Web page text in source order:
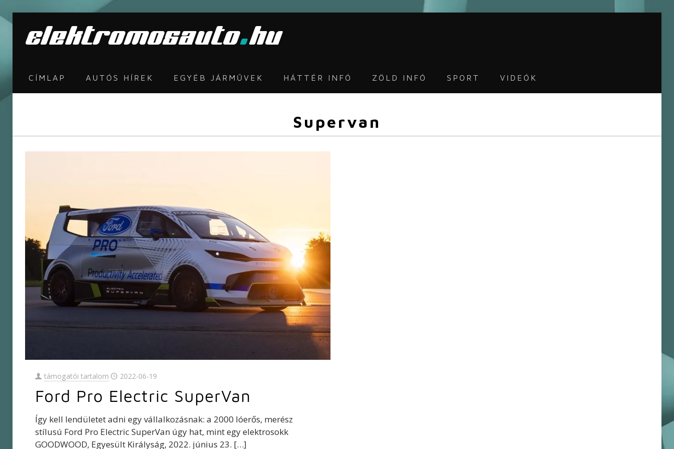
CÍMLAP AUTÓS HÍREK EGYÉB JÁRMŰVEK HÁTTÉR INFÓ ZÖLD INFÓ SPORT VIDEÓK
Supervan
támogatói tartalom 2022-06-19
Ford Pro Electric SuperVan
Így kell lendületet adni egy vállalkozásnak: a 2000 lóerős, merész
stílusú Ford Pro Electric SuperVan úgy hat, mint egy elektrosokk
GOODWOOD, Egyesült Királyság, 2022. június 23. […]